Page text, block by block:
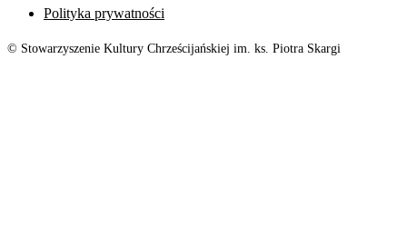
Polityka prywatności
© Stowarzyszenie Kultury Chrześcijańskiej im. ks. Piotra Skargi